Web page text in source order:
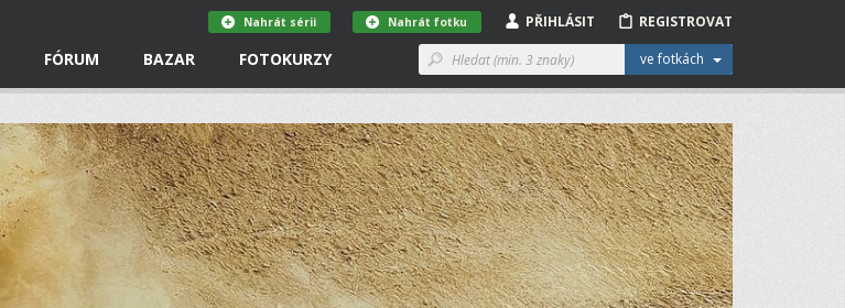
FÓRUM BAZAR FOTOKURZY ve fotkách
REGISTROVAT
PŘIHLÁSIT
Nahrát fotku
Nahrát sérii